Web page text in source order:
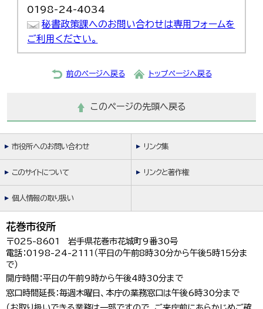
0198-24-4034
秘書政策課へのお問い合わせは専用フォームを
ご利用ください。
前のページへ戻る トップページへ戻る
このページの先頭へ戻る
市役所へのお問い合わせ リンク集
このサイトについて リンクと著作権
個人情報の取り扱い
花巻市役所
〒025-8601 岩手県花巻市花城町9番30号
電話：0198-24-2111（平日の午前8時30分から午後5時15分ま
で）
開庁時間：平日の午前9時から午後4時30分まで
窓口時間延長：毎週木曜日、本庁の業務窓口は午後6時30分まで